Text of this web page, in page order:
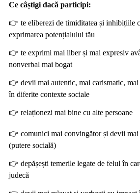
Ce câștigi dacă participi:
👉 te eliberezi de timiditatea și inhibițiile
exprimarea potențialului tău
👉 te exprimi mai liber și mai expresiv
nonverbal mai bogat
👉 devii mai autentic, mai carismatic,
în diferite contexte sociale
👉 relaționezi mai bine cu alte persoane
👉 comunici mai convingător și devii
(putere socială)
👉 depășești temerile legate de felulîn
judecă